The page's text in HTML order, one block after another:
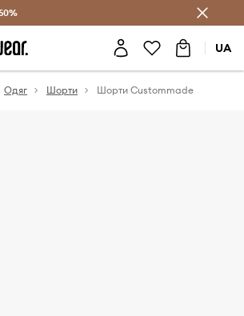
Заощаджуй з Answear Club
UA
Одяг Шорти Шорти Custommade